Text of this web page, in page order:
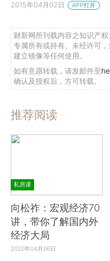
2015年04月02日 APP打开
财新网所刊载内容之知识产
专属所有或持有。未经许可
建立镜像等任何使用。
如有意愿转载，请发邮件至
确认及授权后，方可转载。
推荐阅读
私房课
向松祚：宏观经济70
讲，带你了解国内外
经济大局
2022年04月06日